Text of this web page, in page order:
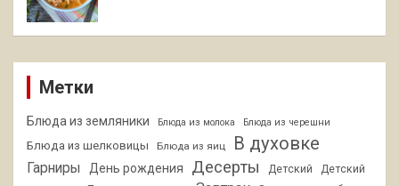
Метки
Блюда из земляники Блюда из молока Блюда из черешни
Блюда из шелковицы Блюда из яиц В духовке
Гарниры День рождения Десерты Детский
Детский